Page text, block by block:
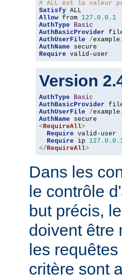
# ALL est la valeur
Satisfy
Allow from 127.0 . 0.1
AuthType
Basic
AuthBasicProvider
AuthUserFile
/example .
AuthName
Require valid-user
Version
AuthType
Basic
AuthBasicProvider
AuthUserFile
/example .
AuthName
<RequireAll>
Require valid-user
Require ip 127.0 .
</RequireAll>
Dans les
le contrôle
but précis,
doivent être
les
critère sont